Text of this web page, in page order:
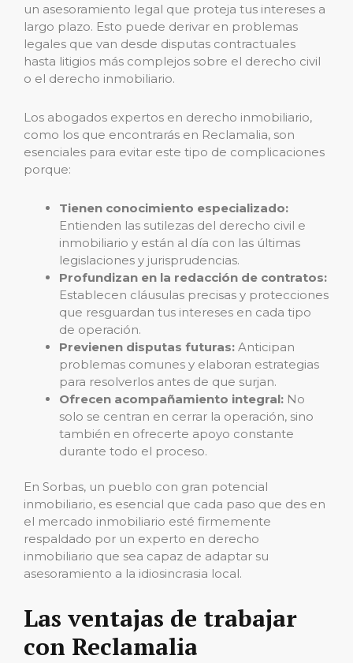
un asesoramiento legal que proteja tus intereses a
largo plazo. Esto puede derivar en problemas
legales que van desde disputas contractuales
hasta litigios más complejos sobre el derecho civil
o el derecho inmobiliario.
Los abogados expertos en derecho inmobiliario,
como los que encontrarás en Reclamalia, son
esenciales para evitar este tipo de complicaciones
porque:
Tienen conocimiento especializado:
Entienden las sutilezas del derecho civil e
inmobiliario y están al día con las últimas
legislaciones y jurisprudencias.
Profundizan en la redacción de contratos:
Establecen cláusulas precisas y protecciones
que resguardan tus intereses en cada tipo
de operación.
Previenen disputas futuras: Anticipan
problemas comunes y elaboran estrategias
para resolverlos antes de que surjan.
Ofrecen acompañamiento integral: No
solo se centran en cerrar la operación, sino
también en ofrecerte apoyo constante
durante todo el proceso.
En Sorbas, un pueblo con gran potencial
inmobiliario, es esencial que cada paso que des en
el mercado inmobiliario esté firmemente
respaldado por un experto en derecho
inmobiliario que sea capaz de adaptar su
asesoramiento a la idiosincrasia local.
Las ventajas de trabajar
con Reclamalia